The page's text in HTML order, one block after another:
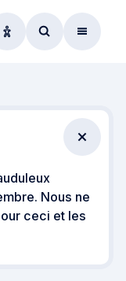
OptionsAccéder au
Menu
Nous ne
ceci et les